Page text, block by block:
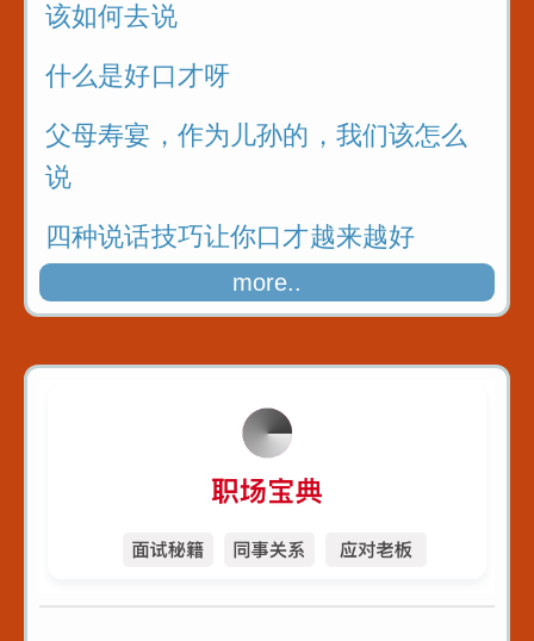
该如何去说
什么是好口才呀
父母寿宴，作为儿孙的，我们该怎么
说
四种说话技巧让你口才越来越好
more..